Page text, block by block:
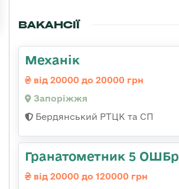
ВАКАНСІЇ
Механік
від 20000 до 20000 грн
Запоріжжя
Бердянський РТЦК та СП
Гранатометник 5 ОШБр
від 20000 до 120000 грн